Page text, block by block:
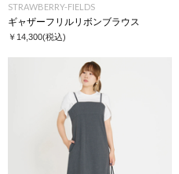
STRAWBERRY-FIELDS
ギャザーフリルリボンブラウス
￥14,300(税込)